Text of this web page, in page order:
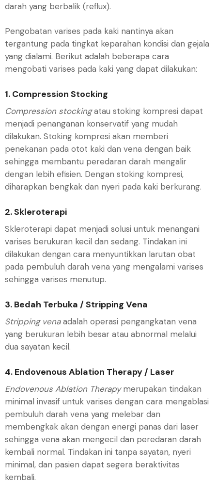
darah yang berbalik (reflux).
Pengobatan varises pada kaki nantinya akan
tergantung pada tingkat keparahan kondisi dan gejala
yang dialami. Berikut adalah beberapa cara
mengobati varises pada kaki yang dapat dilakukan:
1. Compression Stocking
Compression stockingatau stoking kompresi dapat
menjadi penanganan konservatif yang mudah
dilakukan. Stoking kompresi akan memberi
penekanan pada otot kaki dan vena dengan baik
sehingga membantu peredaran darah mengalir
dengan lebih efisien. Dengan stoking kompresi,
diharapkan bengkak dan nyeri pada kaki berkurang.
2. Skleroterapi
Skleroterapi dapat menjadi solusi untuk menangani
varises berukuran kecil dan sedang. Tindakan ini
dilakukan dengan cara menyuntikkan larutan obat
pada pembuluh darah vena yang mengalami varises
sehingga varises menutup.
3. Bedah Terbuka / Stripping Vena
Stripping venaadalah operasi pengangkatan vena
yang berukuran lebih besar atau abnormal melalui
dua sayatan kecil.
4. Endovenous Ablation Therapy / Laser
Endovenous Ablation Therapymerupakan tindakan
minimal invasif untuk varises dengan cara mengablasi
pembuluh darah vena yang melebar dan
membengkak akan dengan energi panas dari laser
sehingga vena akan mengecil dan peredaran darah
kembali normal. Tindakan ini tanpa sayatan, nyeri
minimal, dan pasien dapat segera beraktivitas
kembali.